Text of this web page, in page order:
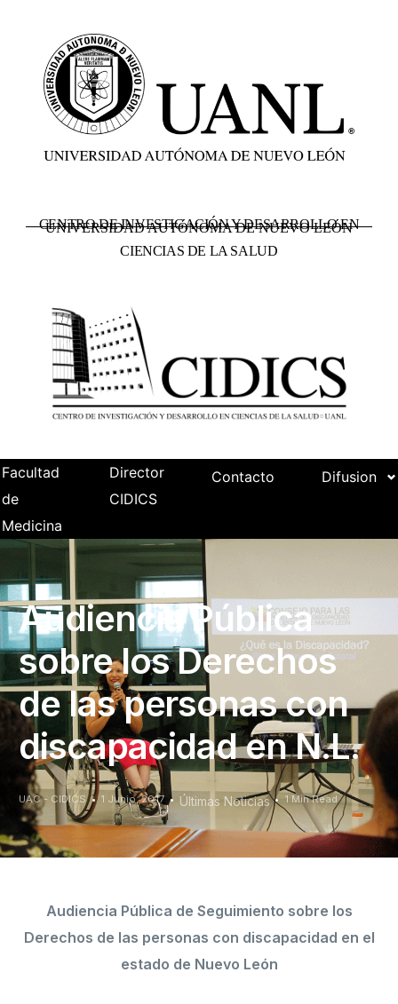
UNIVERSIDAD AUTÓNOMA DE NUEVO LEÓN
CENTRO DE INVESTIGACIÓN Y DESARROLLO EN
CIENCIAS DE LA SALUD
Facultad
de
Medicina
Director
CIDICS
Contacto Difusion
Audiencia Pública
sobre los Derechos
de las personas con
discapacidad en N.L.
UAC - CIDICS 1 Junio, 2017 Últimas Noticias 1 Min Read
Audiencia Pública de Seguimiento sobre los
Derechos de las personas con discapacidad en el
estado de Nuevo León